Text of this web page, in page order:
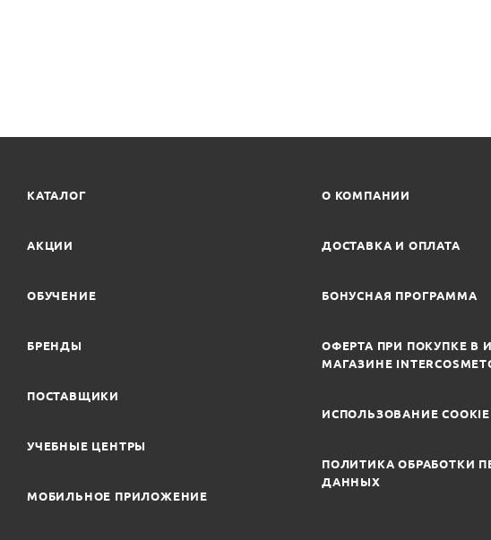
КАТАЛОГ
АКЦИИ
ОБУЧЕНИЕ
БРЕНДЫ
ПОСТАВЩИКИ
УЧЕБНЫЕ ЦЕНТРЫ
МОБИЛЬНОЕ ПРИЛОЖЕНИЕ
О КОМПАНИИ
ДОСТАВКА И ОПЛАТА
БОНУСНАЯ ПРОГРАММА
ОФЕРТА ПРИ ПОКУПКЕ В
МАГАЗИНЕ
ИСПОЛЬЗОВАНИЕ COOKIE
ПОЛИТИКА ОБРАБОТКИ
ДАННЫХ